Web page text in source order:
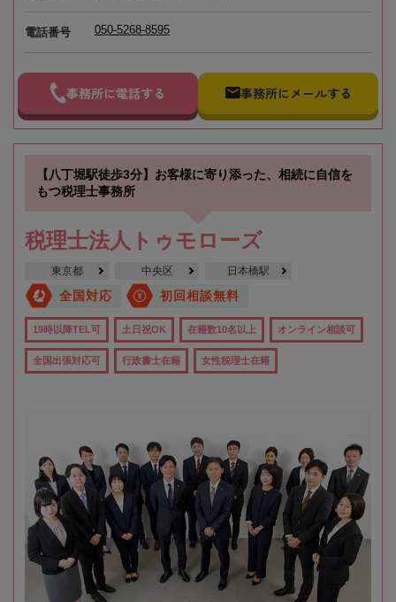
電話番号 050-5268-8595
事務所に電話する 事務所にメールする
【八丁堀駅徒歩3分】お客様に寄り添った、相続に自信を
もつ税理士事務所
税理士法人トゥモローズ
東京都 中央区 日本橋駅
全国対応 初回相談無料
19時以降TEL可 土日祝OK 在籍数10名以上 オンライン相談可
全国出張対応可 行政書士在籍 女性税理士在籍